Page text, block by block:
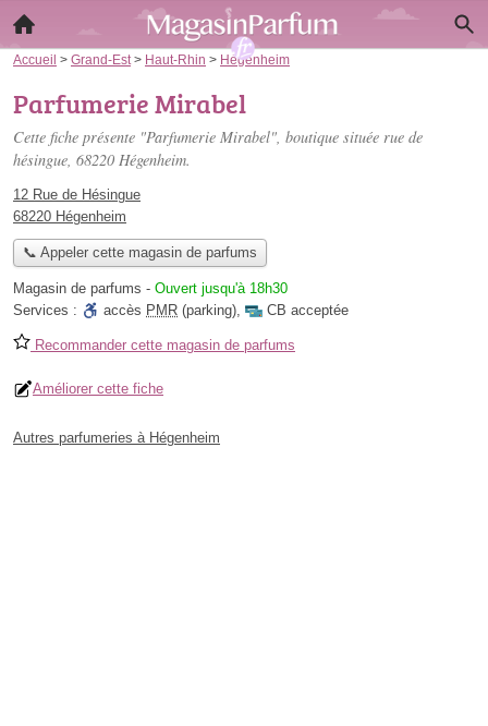
Accueil > Grand-Est > Haut-Rhin > Hégenheim
Parfumerie Mirabel
Cette fiche présente "Parfumerie Mirabel", boutique située rue de
hésingue, 68220 Hégenheim.
12 Rue de Hésingue
68220 Hégenheim
📞 Appeler cette magasin de parfums
Magasin de parfums - Ouvert jusqu'à 18h30
Services :
accès PMR (parking), CB acceptée
Recommander cette magasin de parfums
Améliorer cette fiche
Autres parfumeries à Hégenheim